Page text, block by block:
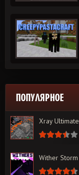
ПОПУЛЯРНОЕ
Xray Ultimate
Wither Storm